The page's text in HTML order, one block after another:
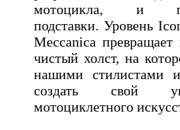
мотоцикла, и
подставки. Уровень
Meccanica
чистый холст, на
нашими стилистами
создать свой
мотоциклетного